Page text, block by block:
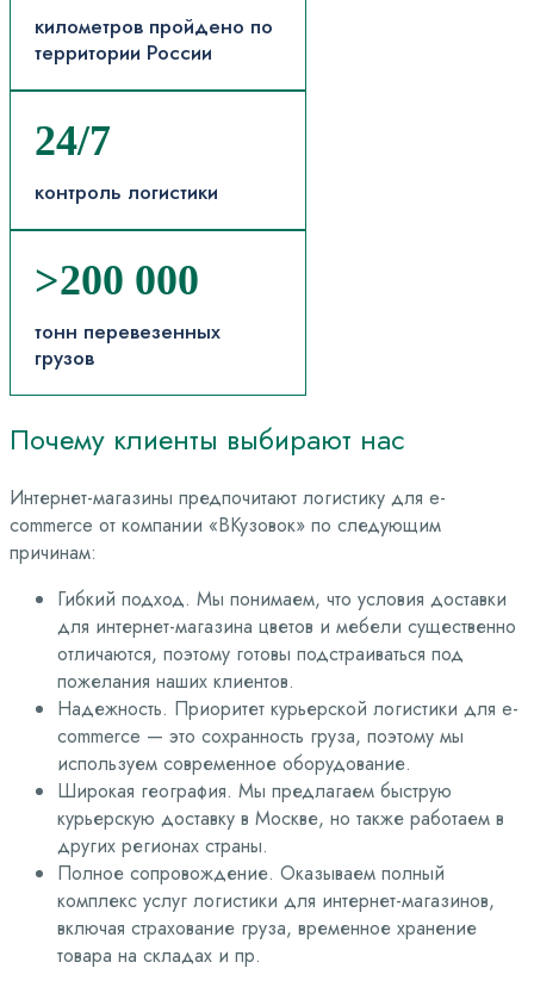
километров пройдено по
территории России
24/7
контроль логистики
>200 000
тонн перевезенных
грузов
Почему клиенты выбирают нас
Интернет-магазины предпочитают логистику для e-
commerce от компании «ВКузовок» по следующим
причинам:
Гибкий подход. Мы понимаем, что условия доставки
для интернет-магазина цветов и мебели существенно
отличаются, поэтому готовы подстраиваться под
пожелания наших клиентов.
Надежность. Приоритет курьерской логистики для e-
commerce — это сохранность груза, поэтому мы
используем современное оборудование.
Широкая география. Мы предлагаем быструю
курьерскую доставку в Москве, но также работаем в
других регионах страны.
Полное сопровождение. Оказываем полный
комплекс услуг логистики для интернет-магазинов,
включая страхование груза, временное хранение
товара на складах и пр.